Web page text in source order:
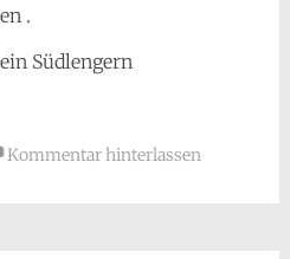
.
Südlengern
Kommentar hinterlassen